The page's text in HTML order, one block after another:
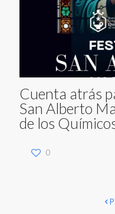
Cuenta atrás
San Alberto
de los
0